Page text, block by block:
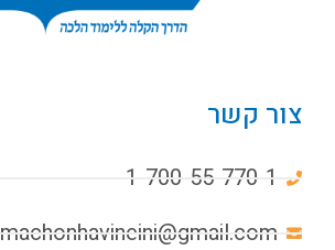
צור קשר
1-700-55-770-1
machonhavineini@gmail.com